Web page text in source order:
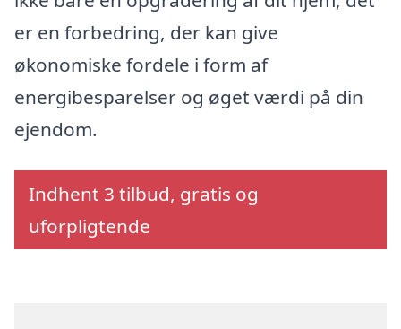
er en forbedring, der kan give
økonomiske fordele i form af
energibesparelser og øget værdi på din
ejendom.
Indhent 3 tilbud, gratis og
uforpligtende